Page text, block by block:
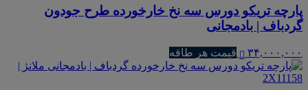
پارچه تریکو دورس سه نخ خارخورده طرح جودون
گردباف | بادمجانی
۳۴,۰۰۰,۰۰۰ قیمت هر طاقه